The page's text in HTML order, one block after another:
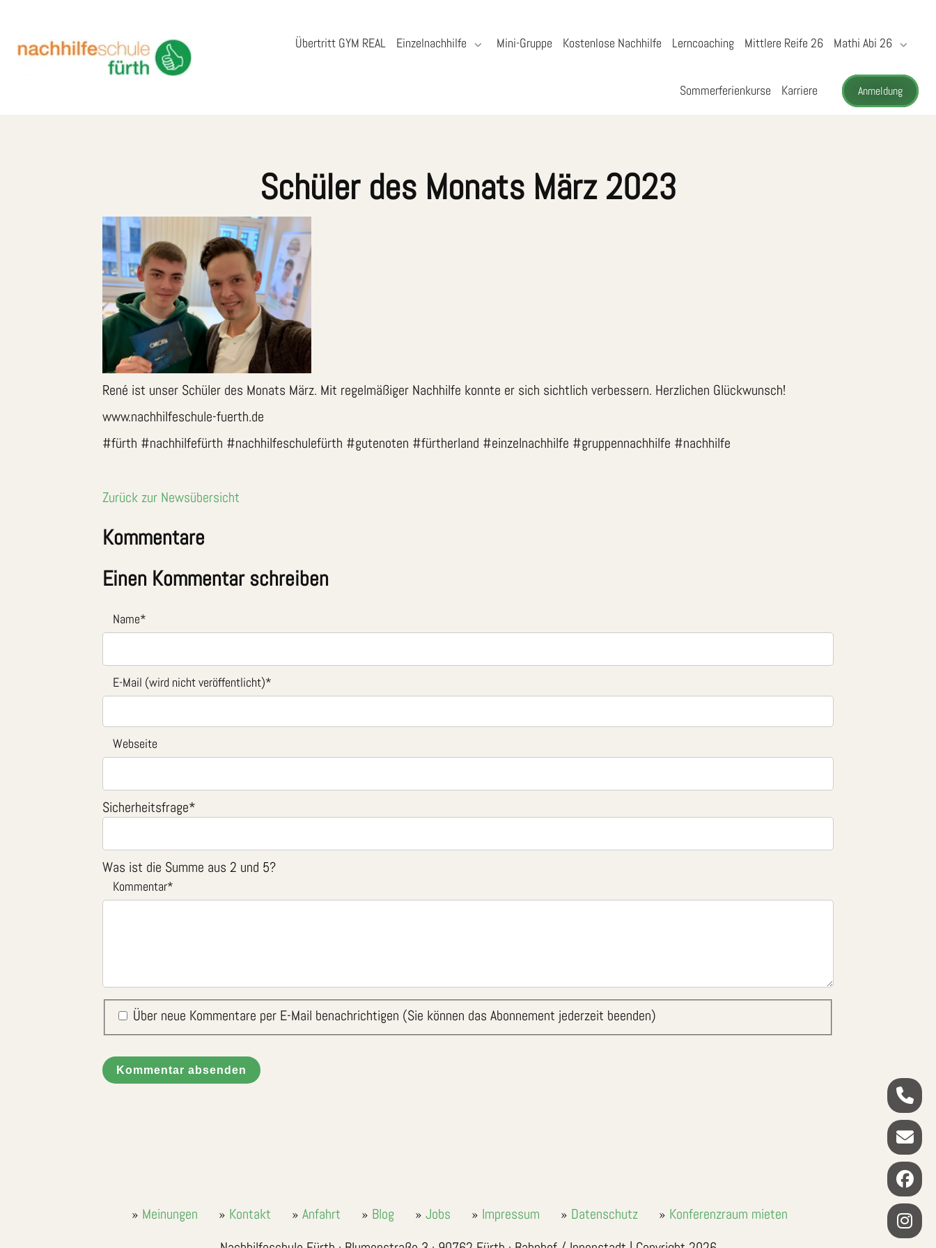
Übertritt GYM REAL Einzelnachhilfe Mini-Gruppe Kostenlose Nachhilfe Lerncoaching Mittlere Reife 26 Mathi Abi 26
Sommerferienkurse Karriere Anmeldung
Schüler des Monats März 2023
René ist unser Schüler des Monats März. Mit regelmäßiger Nachhilfe konnte er sich sichtlich verbessern. Herzlichen Glückwunsch!
www.nachhilfeschule-fuerth.de
#fürth #nachhilfefürth #nachhilfeschulefürth #gutenoten #fürtherland #einzelnachhilfe #gruppennachhilfe #nachhilfe
Zurück zur Newsübersicht
Kommentare
Einen Kommentar schreiben
Name*
E-Mail (wird nicht veröffentlicht)*
Webseite
Sicherheitsfrage*
Was ist die Summe aus 2 und 5?
Kommentar*
Über neue Kommentare per E-Mail benachrichtigen (Sie können das Abonnement jederzeit beenden)
Kommentar absenden
Meinungen Kontakt Anfahrt Blog Jobs Impressum Datenschutz
Konferenzraum mieten